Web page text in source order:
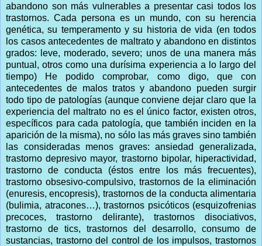
abandono son más vulnerables a presentar casi todos los
trastornos. Cada persona es un mundo, con su herencia
genética, su temperamento y su historia de vida (en todos
los casos antecedentes de maltrato y abandono en distintos
grados: leve, moderado, severo; unos de una manera más
puntual, otros como una durísima experiencia a lo largo del
tiempo) He podido comprobar, como digo, que con
antecedentes de malos tratos y abandono pueden surgir
todo tipo de patologías (aunque conviene dejar claro que la
experiencia del maltrato no es el único factor, existen otros,
específicos para cada patología, que también inciden en la
aparición de la misma), no sólo las más graves sino también
las consideradas menos graves: ansiedad generalizada,
trastorno depresivo mayor, trastorno bipolar, hiperactividad,
trastorno de conducta (éstos entre los más frecuentes),
trastorno obsesivo-compulsivo, trastornos de la eliminación
(enuresis, encopresis), trastornos de la conducta alimentaria
(bulimia, atracones…), trastornos psicóticos (esquizofrenias
precoces, trastorno delirante), trastornos disociativos,
trastorno de tics, trastornos del desarrollo, consumo de
sustancias, trastorno del control de los impulsos, trastornos